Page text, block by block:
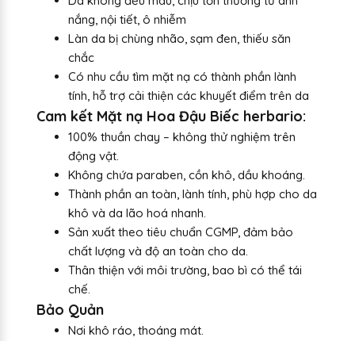
nắng, nội tiết, ô nhiễm
Làn da bị chùng nhão, sạm đen, thiếu săn
chắc
Có nhu cầu tìm mặt nạ có thành phần lành
tính, hỗ trợ cải thiện các khuyết điểm trên da
Cam kết Mặt nạ Hoa Đậu Biếc herbario:
100% thuần chay – không thử nghiệm trên
động vật.
Không chứa paraben, cồn khô, dầu khoáng.
Thành phần an toàn, lành tính, phù hợp cho da
khô và da lão hoá nhanh.
Sản xuất theo tiêu chuẩn CGMP, đảm bảo
chất lượng và độ an toàn cho da.
Thân thiện với môi trường, bao bì có thể tái
chế.
Bảo Quản
Nơi khô ráo, thoáng mát.